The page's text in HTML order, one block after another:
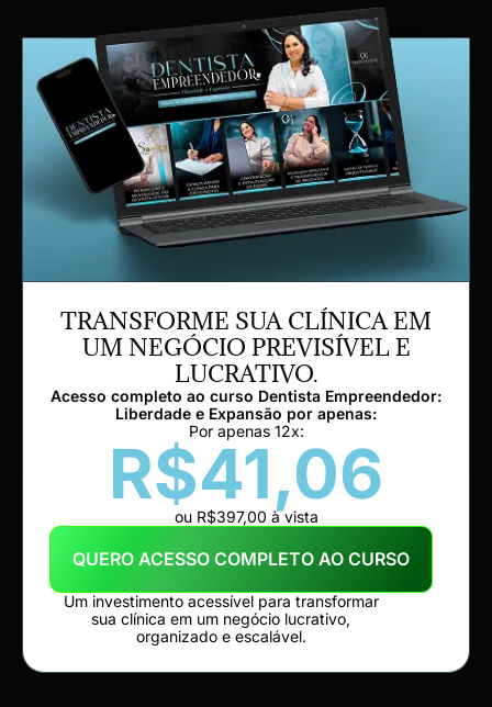
TRANSFORME SUA CLÍNICA EM
UM NEGÓCIO PREVISÍVEL E
LUCRATIVO.
Acesso completo ao curso Dentista Empreendedor:
Liberdade e Expansão por apenas:
Por apenas 12x:
R$41,06
ou R$397,00 à vista
QUERO ACESSO COMPLETO AO CURSO
Um investimento acessível para transformar
sua clínica em um negócio lucrativo,
organizado e escalável.